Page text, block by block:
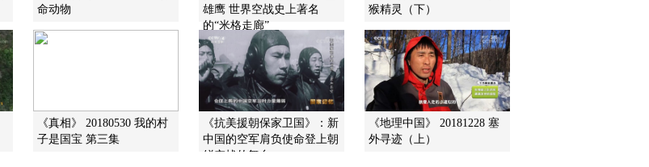
命动物
雄鹰 世界空战史上著名
的“米格走廊”
猴精灵（下）
《真相》 20180530 我的村
子是国宝 第三集
《抗美援朝保家卫国》：新
中国的空军肩负使命登上朝
鲜空战的舞台
《地理中国》 20181228 塞
外寻迹（上）